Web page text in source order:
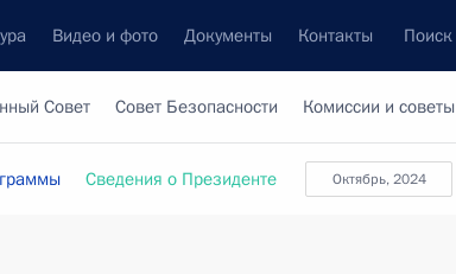
Видео и фото Документы Контакты Поиск
Совет Совет Безопасности Комиссии и советы
октябрь, 2024
Сведения о Президенте